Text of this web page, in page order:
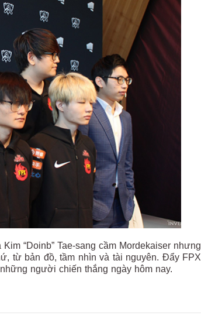
“Doinb” Tae-sang cầm Mordekaiser nhưng
từ bản đồ, tầm nhìn và tài nguyên. Đẩy FPX
người chiến thắng ngày hôm nay.